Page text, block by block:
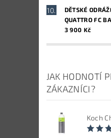
DĚTSKÉ
QUATTRO FC
3 900 Kč
JAK HODNOTÍ
ZÁKAZNÍCI?